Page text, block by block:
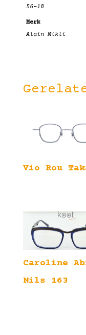
56-18
Merk
Alain Mikli
Vio Rou
Caroline
Nils 163